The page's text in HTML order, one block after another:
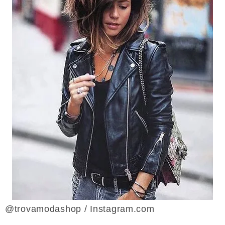
@trovamodashop / Instagram.com